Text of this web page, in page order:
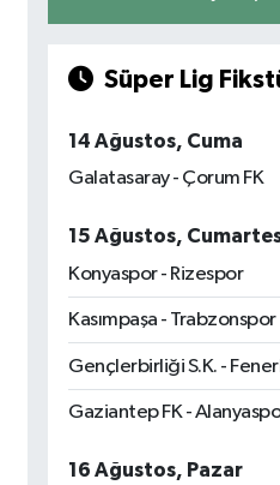
Süper Lig
14 Ağustos, Cuma
Galatasaray - Çorum FK
15 Ağustos,
Konyaspor - Rizespor
Kasımpaşa - Trabzonspor
Gençlerbirliği S.K. -
Gaziantep FK -
16 Ağustos, Pazar